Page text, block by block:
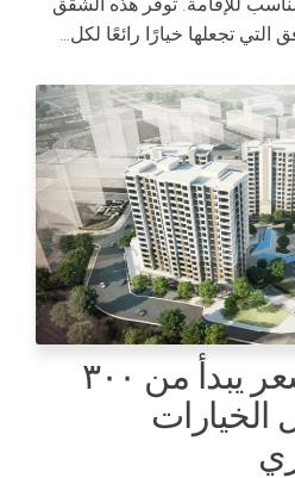
التي تجعلها خيارًا رائعًا لكل…
شقق تمليك بسعر يبدأ من ٣٠٠
الخيارات